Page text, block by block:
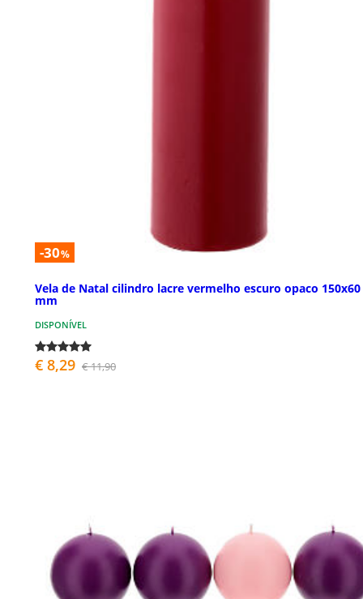
-30%
Vela de Natal cilindro lacre vermelho escuro opaco 150x60
mm
DISPONÍVEL
€ 8,29 € 11,90